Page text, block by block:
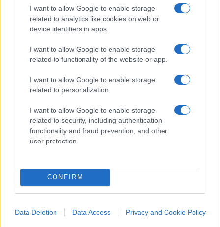
I want to allow Google to enable storage
related to analytics like cookies on web or
device identifiers in apps.
I want to allow Google to enable storage
related to functionality of the website or app.
I want to allow Google to enable storage
related to personalization.
I want to allow Google to enable storage
related to security, including authentication
functionality and fraud prevention, and other
user protection.
CONFIRM
Data Deletion Data Access Privacy and Cookie Policy
essere sempre aggiornati (gratis).
Leggi i commenti
SEDUTE SATIRICHE
Vignetta del 04/08/2026